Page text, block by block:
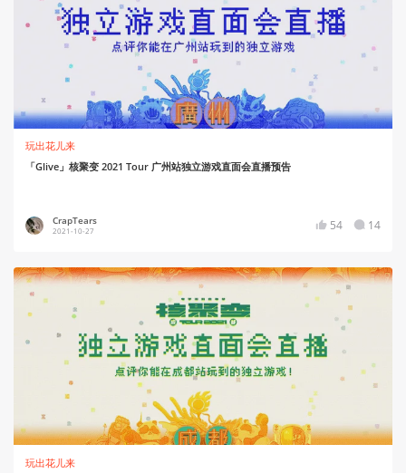
玩出花儿来
「Glive」核聚变 2021 Tour 广州站独立游戏直面会直播预告
CrapTears
2021-10-27 54 14
玩出花儿来